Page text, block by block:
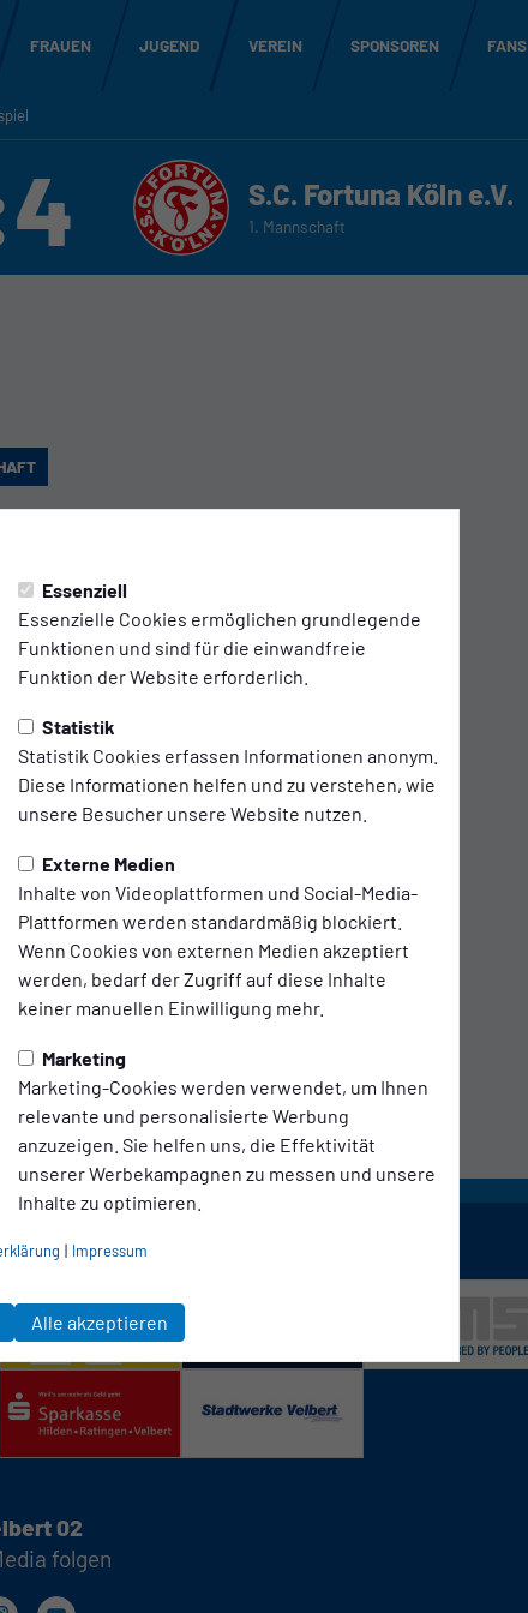
Essenziell
Essenzielle Cookies ermöglichen grundlegende
Funktionen und sind für die einwandfreie
Funktion der Website erforderlich.
Statistik
Statistik Cookies erfassen Informationen anonym.
Diese Informationen helfen und zu verstehen, wie
unsere Besucher unsere Website nutzen.
Externe Medien
Inhalte von Videoplattformen und Social-Media-
Plattformen werden standardmäßig blockiert.
Wenn Cookies von externen Medien akzeptiert
werden, bedarf der Zugriff auf diese Inhalte
keiner manuellen Einwilligung mehr.
Marketing
Marketing-Cookies werden verwendet, um Ihnen
relevante und personalisierte Werbung
anzuzeigen. Sie helfen uns, die Effektivität
unserer Werbekampagnen zu messen und unsere
Inhalte zu optimieren.
| Impressum
Alle akzeptieren
FRAUEN JUGEND VEREIN SPONSOREN FANS
S.C. Fortuna Köln e.V.
1. Mannschaft
Velbert
Fortuna
02
folgen